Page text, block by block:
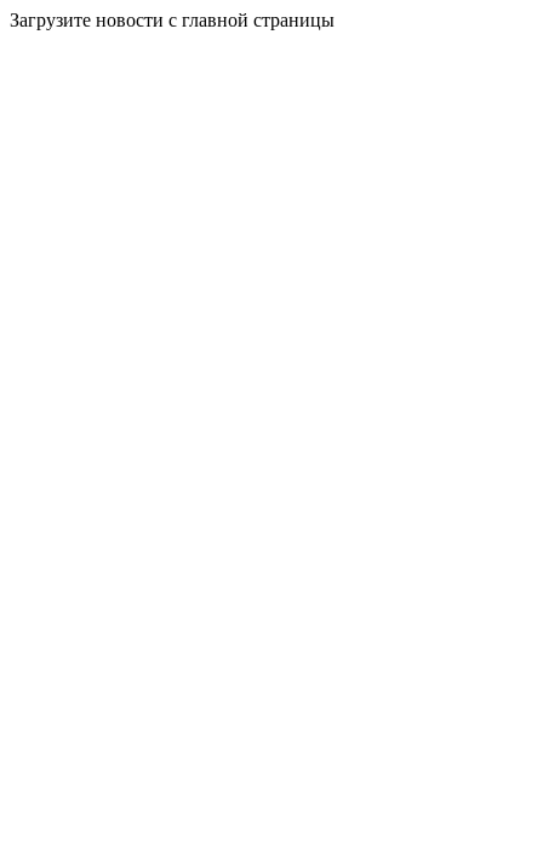
Загрузите новости с главной страницы